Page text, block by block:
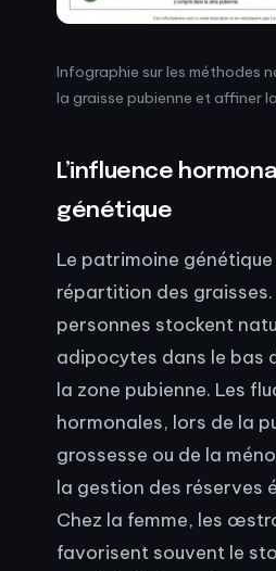
Infographie sur les méthodes
la graisse pubienne et affiner
L’influence
génétique
Le patrimoine
répartition des
personnes stockent
adipocytes dans le bas
la zone pubienne. Les
hormonales, lors de la
grossesse ou de la
la gestion des réserves
Chez la femme, les
favorisent souvent le